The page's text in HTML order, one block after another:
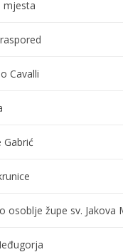
mjesta
Cavalli
Gabrić
osoblje župe sv. Jakova